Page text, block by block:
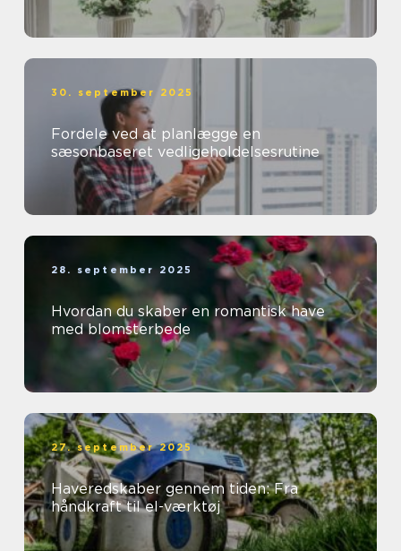
30. september 2025
Fordele ved at planlægge en
sæsonbaseret vedligeholdelsesrutine
28. september 2025
Hvordan du skaber en romantisk have
med blomsterbede
27. september 2025
Haveredskaber gennem tiden: Fra
håndkraft til el-værktøj